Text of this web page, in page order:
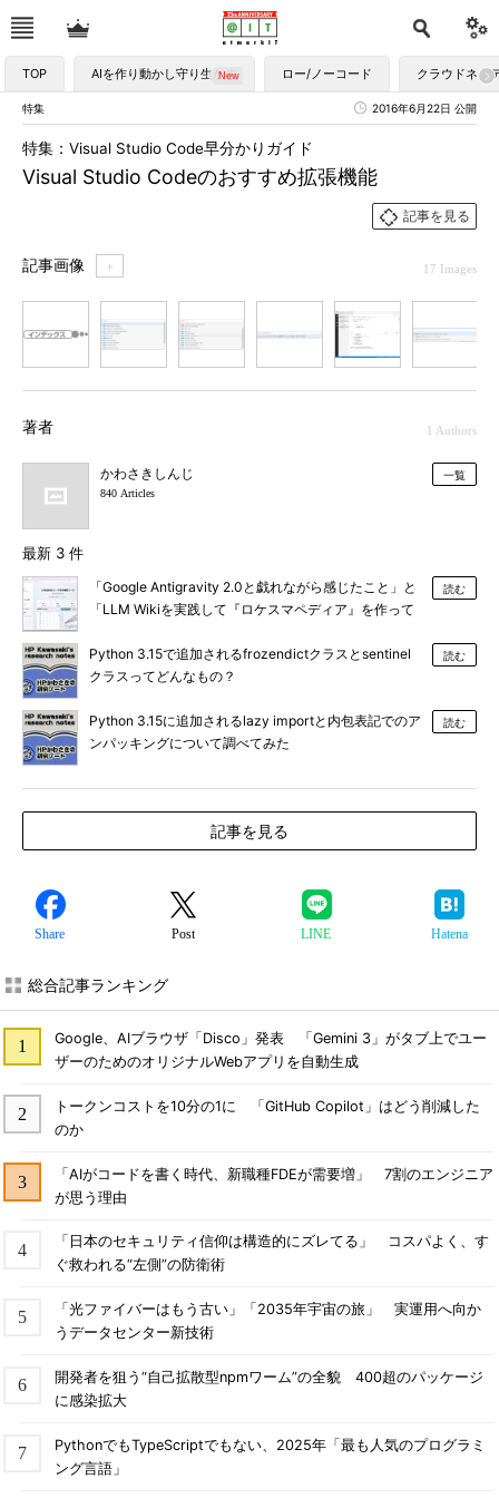
TOP AIを作り動かし守り生かす ロー/ノーコード クラウドネイ
特集 2016年6月22日 公開
Visual Studio Codeのおすすめ拡張機能
特集：Visual Studio Code早分かりガイド
記事を見る
記事画像 ＋ 17 Images
著者 1 Authors
かわさきしんじ
840 Articles
一覧
最新 3 件
「Google Antigravity 2.0と戯れながら感じたこと」と
「LLM Wikiを実践して『ロケスマペディア』を作って
読む
Python 3.15で追加されるfrozendictクラスとsentinel
クラスってどんなもの？
読む
Python 3.15に追加されるlazy importと内包表記でのア
ンパッキングについて調べてみた
読む
記事を見る
Share Post LINE Hatena
総合記事ランキング
Google、AIブラウザ「Disco」発表 「Gemini 3」がタブ上でユー
ザーのためのオリジナルWebアプリを自動生成
トークンコストを10分の1に 「GitHub Copilot」はどう削減した
のか
「AIがコードを書く時代、新職種FDEが需要増」 7割のエンジニア
が思う理由
「日本のセキュリティ信仰は構造的にズレてる」 コスパよく、す
ぐ救われる“左側”の防衛術
「光ファイバーはもう古い」「2035年宇宙の旅」 実運用へ向か
うデータセンター新技術
開発者を狙う“自己拡散型npmワーム”の全貌 400超のパッケージ
に感染拡大
PythonでもTypeScriptでもない、2025年「最も人気のプログラミ
ング言語」